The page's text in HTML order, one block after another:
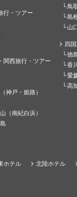
行・ツアー
関西旅行・ツアー
神戸・姫路）
（南紀白浜）
鳥
島
山
四
徳
香
愛
高
ホテル 北陸ホテル